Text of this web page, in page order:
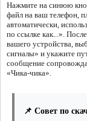
Нажмите на синюю
файл на ваш телефон,
автоматически,
по ссылке как...».
вашего устройства,
сигналы» и укажите
сообщение
«Чика-чика».
📌 Совет по